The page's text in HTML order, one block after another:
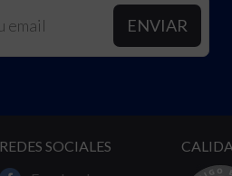
REDES SOCIALES